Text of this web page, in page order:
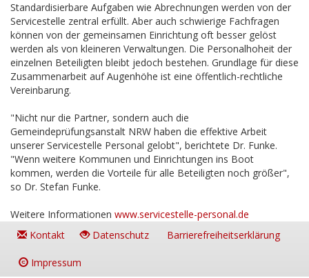
Standardisierbare Aufgaben wie Abrechnungen werden von der
Servicestelle zentral erfüllt. Aber auch schwierige Fachfragen
können von der gemeinsamen Einrichtung oft besser gelöst
werden als von kleineren Verwaltungen. Die Personalhoheit der
einzelnen Beteiligten bleibt jedoch bestehen. Grundlage für diese
Zusammenarbeit auf Augenhöhe ist eine öffentlich-rechtliche
Vereinbarung.
"Nicht nur die Partner, sondern auch die
Gemeindeprüfungsanstalt NRW haben die effektive Arbeit
unserer Servicestelle Personal gelobt", berichtete Dr. Funke.
"Wenn weitere Kommunen und Einrichtungen ins Boot
kommen, werden die Vorteile für alle Beteiligten noch größer",
so Dr. Stefan Funke.
Weitere Informationen www.servicestelle-personal.de
Kontakt
Datenschutz Barrierefreiheitserklärung
Impressum